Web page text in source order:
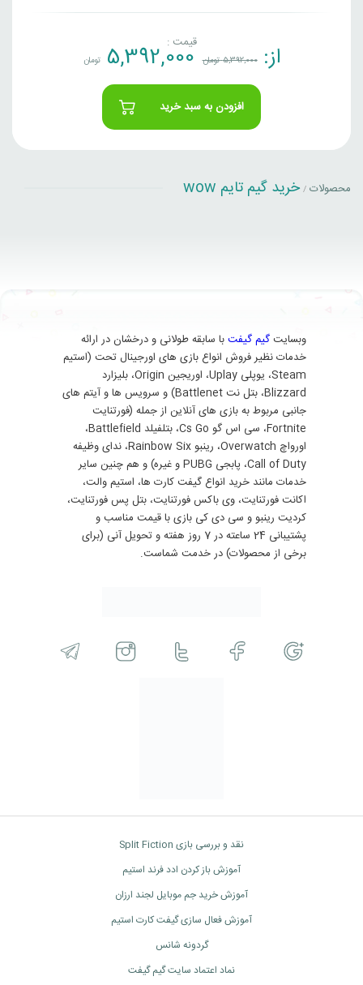
قیمت : از:5,392,000تومان 5,392,000 تومان
افزودن به سبد خرید
محصولات / خرید گیم تایم wow
وبسایت گیم گیفتبا سابقه طولانی و درخشان در ارائه
خدمات نظیر فروش انواع بازی های اورجینال تحت (استیم
Steam، یوپلی Uplay، اوریجین Origin، بلیزارد
Blizzard، بتل نت Battlenet) و سرویس ها و آیتم های
جانبی مربوط به بازی های آنلاین از جمله (فورتنایت
Fortnite، سی اس گو Cs Go، بتلفیلد Battlefield،
اورواچ Overwatch، رینبو Rainbow Six، ندای وظیفه
Call of Duty، پابجی PUBG و غیره) و هم چنین سایر
خدمات مانند خرید انواع گیفت کارت ها، استیم والت،
اکانت فورتنایت، وی باکس فورتنایت، بتل پس فورتنایت،
کردیت رینبو و سی دی کی بازی با قیمت مناسب و
پشتیبانی 24 ساعته در 7 روز هفته و تحویل آنی (برای
برخی از محصولات) در خدمت شماست.
نقد و بررسی بازی Split Fiction
آموزش باز کردن ادد فرند استیم
آموزش خرید جم موبایل لجند ارزان
آموزش فعال سازی گیفت کارت استیم
گردونه شانس
نماد اعتماد سایت گیم گیفت